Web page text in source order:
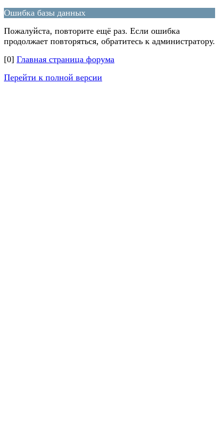
Ошибка базы данных
Пожалуйста, повторите ещё раз. Если ошибка
продолжает повторяться, обратитесь к администратору.
[0] Главная страница форума
Перейти к полной версии